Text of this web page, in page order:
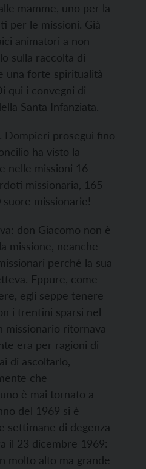
mamme, uno per la
per le missioni. Già
animatori a non
sulla raccolta di
una forte spiritualità
qui i convegni di
Santa Infanziata.
Dompieri proseguì fino
ha visto la
nelle missioni 16
missionaria, 165
missionarie!
don Giacomo non è
missione, neanche
perché la sua
Eppure, come
egli seppe tenere
i trentini sparsi nel
missionario ritornava
era per ragioni di
di ascoltarlo,
che
è mai tornato a
del 1969 si è
settimane di degenza
il 23 dicembre 1969:
molto alto ma grande